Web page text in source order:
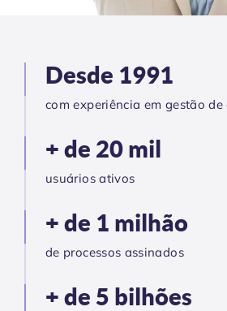
Desde 1991
com experiência em gestão
+ de 20 mil
usuários ativos
+ de 1 milhão
de processos assinados
+ de 5 bilhões